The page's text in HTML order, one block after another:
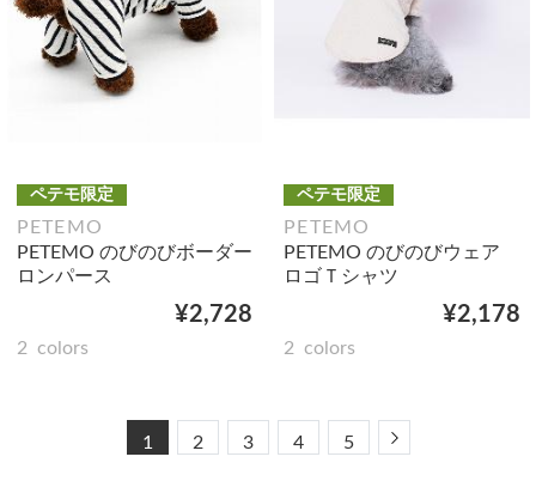
ペテモ限定
PETEMO
PETEMO のびのびボーダー
ロンパース
¥2,728
2 colors
ペテモ限定
PETEMO
PETEMO のびのびウェア
ロゴＴシャツ
¥2,178
2 colors
1 2 3 4 5 Next